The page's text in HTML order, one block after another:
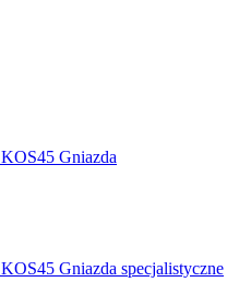
KOS45 Gniazda
KOS45 Gniazda specjalistyczne